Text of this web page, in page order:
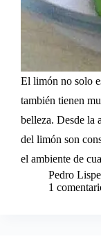
El limón no solo
también tienen
belleza. Desde la
del limón son
el ambiente de
Pedro
1